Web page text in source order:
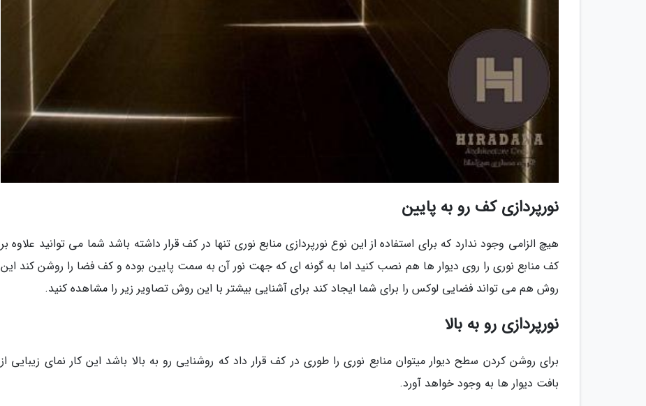
نورپردازی کف رو به پایین
هیچ الزامی وجود ندارد که برای استفاده از این نوع نورپردازی منابع نوری تنها در کف قرار داشته باشد شما می توانید علاوه بر
کف منابع نوری را روی دیوار ها هم نصب کنید اما به گونه ای که جهت نور آن به سمت پایین بوده و کف فضا را روشن کند این
روش هم می تواند فضایی لوکس را برای شما ایجاد کند برای آشنایی بیشتر با این روش تصاویر زیر را مشاهده کنید.
نورپردازی رو به بالا
برای روشن کردن سطح دیوار میتوان منابع نوری را طوری در کف قرار داد که روشنایی رو به بالا باشد این کار نمای زیبایی از
بافت دیوار ها به وجود خواهد آورد.